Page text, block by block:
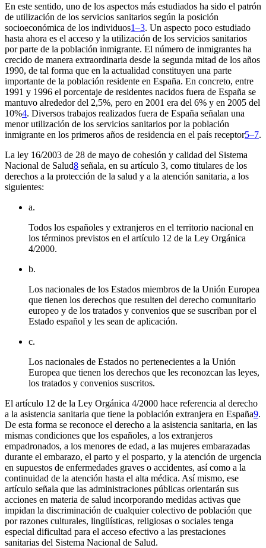
En este sentido, uno de los aspectos más estudiados ha sido el patrón
de utilización de los servicios sanitarios según la posición
socioeconómica de los individuos1–3. Un aspecto poco estudiado
hasta ahora es el acceso y la utilización de los servicios sanitarios
por parte de la población inmigrante. El número de inmigrantes ha
crecido de manera extraordinaria desde la segunda mitad de los años
1990, de tal forma que en la actualidad constituyen una parte
importante de la población residente en España. En concreto, entre
1991 y 1996 el porcentaje de residentes nacidos fuera de España se
mantuvo alrededor del 2,5%, pero en 2001 era del 6% y en 2005 del
10%4. Diversos trabajos realizados fuera de España señalan una
menor utilización de los servicios sanitarios por la población
inmigrante en los primeros años de residencia en el país receptor5–7.
La ley 16/2003 de 28 de mayo de cohesión y calidad del Sistema
Nacional de Salud8 señala, en su artículo 3, como titulares de los
derechos a la protección de la salud y a la atención sanitaria, a los
siguientes:
a.
Todos los españoles y extranjeros en el territorio nacional en
los términos previstos en el artículo 12 de la Ley Orgánica
4/2000.
b.
Los nacionales de los Estados miembros de la Unión Europea
que tienen los derechos que resulten del derecho comunitario
europeo y de los tratados y convenios que se suscriban por el
Estado español y les sean de aplicación.
c.
Los nacionales de Estados no pertenecientes a la Unión
Europea que tienen los derechos que les reconozcan las leyes,
los tratados y convenios suscritos.
El artículo 12 de la Ley Orgánica 4/2000 hace referencia al derecho
a la asistencia sanitaria que tiene la población extranjera en España9.
De esta forma se reconoce el derecho a la asistencia sanitaria, en las
mismas condiciones que los españoles, a los extranjeros
empadronados, a los menores de edad, a las mujeres embarazadas
durante el embarazo, el parto y el posparto, y la atención de urgencia
en supuestos de enfermedades graves o accidentes, así como a la
continuidad de la atención hasta el alta médica. Así mismo, ese
artículo señala que las administraciones públicas orientarán sus
acciones en materia de salud incorporando medidas activas que
impidan la discriminación de cualquier colectivo de población que
por razones culturales, lingüísticas, religiosas o sociales tenga
especial dificultad para el acceso efectivo a las prestaciones
sanitarias del Sistema Nacional de Salud.